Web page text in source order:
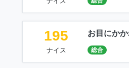
195
ナイス
お目にかか
総合